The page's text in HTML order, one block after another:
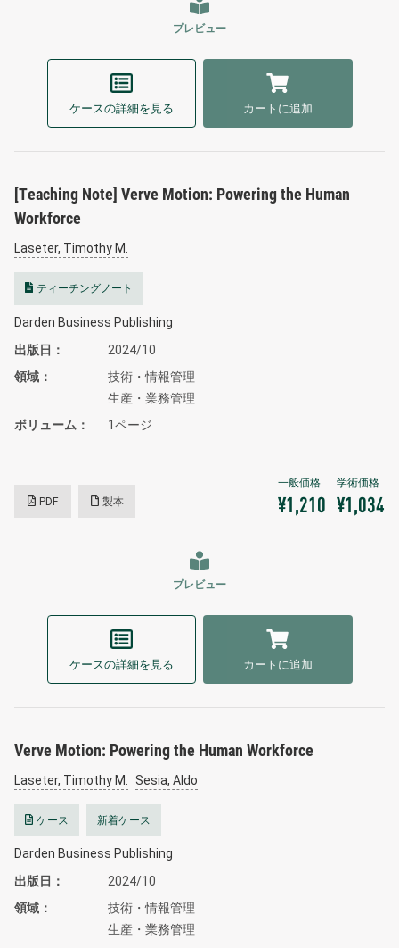
プレビュー
ケースの詳細を見る カートに追加
[Teaching Note] Verve Motion: Powering the Human
Workforce
Laseter, Timothy M.
ティーチングノート
Darden Business Publishing
出版日
2024/10
領域
技術・情報管理
生産・業務管理
ボリューム
1ページ
PDF 製本 ¥1,210 ¥1,034
プレビュー
ケースの詳細を見る カートに追加
Verve Motion: Powering the Human Workforce
Laseter, Timothy M. Sesia, Aldo
ケース 新着ケース
Darden Business Publishing
出版日
2024/10
領域
技術・情報管理
生産・業務管理